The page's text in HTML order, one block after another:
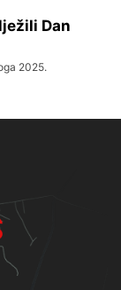
Dan
2025.